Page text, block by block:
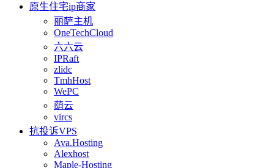
原生住宅ip商家
丽萨主机
OneTechCloud
六六云
IPRaft
zlidc
TmhHost
WePC
荫云
vircs
抗投诉VPS
Ava.Hosting
Alexhost
Maple-Hosting